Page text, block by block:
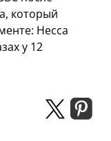
который
Несса
у 12